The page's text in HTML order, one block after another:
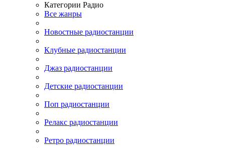
Категории Радио
Все жанры
Новостные радиостанции
Клубные радиостанции
Джаз радиостанции
Детские радиостанции
Поп радиостанции
Релакс радиостанции
Ретро радиостанции